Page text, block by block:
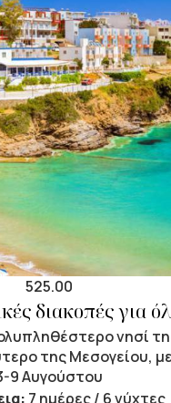
525.00
διακοπές για
νησί
της Μεσογείου,
9 Αυγούστου
7 ημέρες / 6 νύχτες